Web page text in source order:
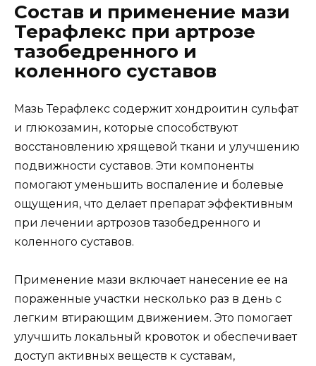
Состав и применение мази
Терафлекс при артрозе
тазобедренного и
коленного суставов
Мазь Терафлекс содержит хондроитин сульфат
и глюкозамин, которые способствуют
восстановлению хрящевой ткани и улучшению
подвижности суставов. Эти компоненты
помогают уменьшить воспаление и болевые
ощущения, что делает препарат эффективным
при лечении артрозов тазобедренного и
коленного суставов.
Применение мази включает нанесение ее на
пораженные участки несколько раз в день с
легким втирающим движением. Это помогает
улучшить локальный кровоток и обеспечивает
доступ активных веществ к суставам,